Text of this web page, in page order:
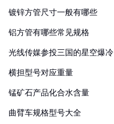
镀锌方管尺寸一般有哪些
铝方管有哪些常见规格
光线传媒参投三国的星空爆冷
横担型号对应重量
锰矿石产品化合水含量
曲臂车规格型号大全